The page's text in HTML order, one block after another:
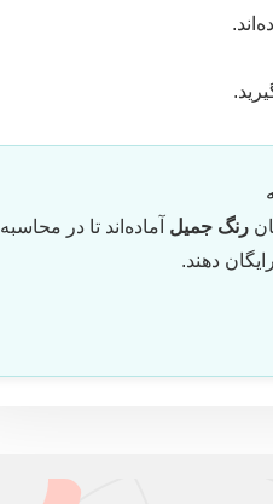
رنگ جمیل آماده‌اند تا در محاسبه
دهند.